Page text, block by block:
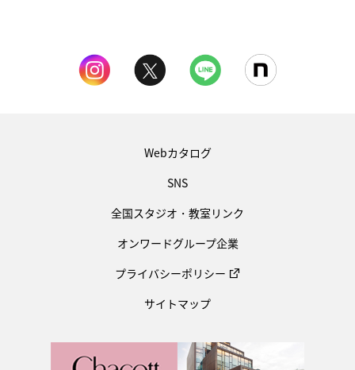
Webカタログ
SNS
全国スタジオ・教室リンク
オンワードグループ企業
プライバシーポリシー
サイトマップ